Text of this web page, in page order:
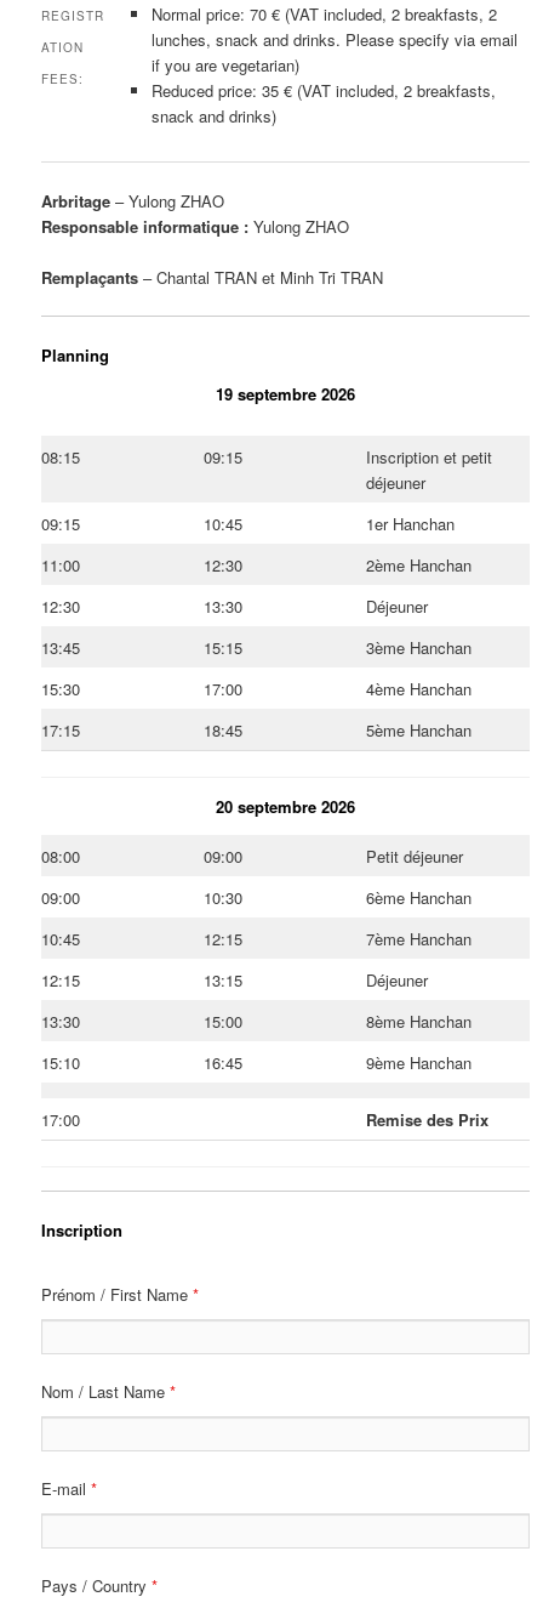
REGISTR
ATION
FEES:
Normal price: 70 € (VAT included, 2 breakfasts, 2
lunches, snack and drinks. Please specify via email
if you are vegetarian)
Reduced price: 35 € (VAT included, 2 breakfasts,
snack and drinks)
Arbritage – Yulong ZHAO
Responsable informatique :Yulong ZHAO
Remplaçants – Chantal TRAN et Minh Tri TRAN
Planning
19 septembre 2026
08:15 09:15
Inscription et petit
déjeuner
09:15
10:45
1er Hanchan
11:00
12:30
2ème Hanchan
12:30
13:30
Déjeuner
13:45
15:15
3ème Hanchan
15:30
17:00
4ème Hanchan
17:15
18:45 5ème Hanchan
20 septembre 2026
08:00 09:00
Petit déjeuner
09:00
10:30
6ème Hanchan
10:45
12:15
7ème Hanchan
12:15
13:15
Déjeuner
13:30
15:00
8ème Hanchan
15:10
16:45 9ème Hanchan
17:00 Remise des Prix
Inscription
Prénom / First Name*
Nom / Last Name*
E-mail*
Pays / Country*